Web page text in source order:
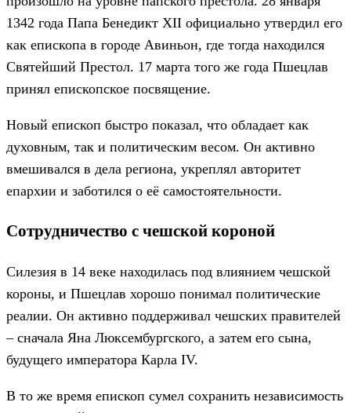
1342 года Папа Бенедикт XII официально утвердил его
как епископа в городе Авиньон, где тогда находился
Святейший Престол. 17 марта того же года Пшецлав
принял епископское посвящение.
Новый епископ быстро показал, что обладает как
духовным, так и политическим весом. Он активно
вмешивался в дела региона, укреплял авторитет
епархии и заботился о её самостоятельности.
Сотрудничество с чешской короной
Силезия в 14 веке находилась под влиянием чешской
короны, и Пшецлав хорошо понимал политические
реалии. Он активно поддерживал чешских правителей
– сначала Яна Люксембургского, а затем его сына,
будущего императора Карла IV.
В то же время епископ сумел сохранить независимость